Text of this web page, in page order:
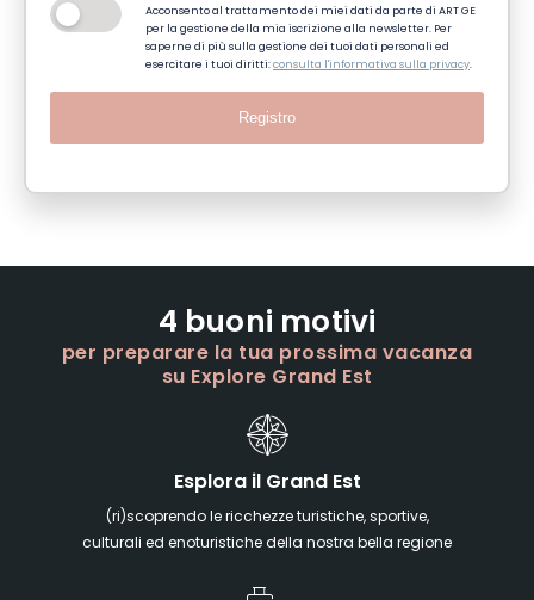
Acconsento al trattamento dei miei dati da parte di ART GE
per la gestione della mia iscrizione alla newsletter. Per
saperne di più sulla gestione dei tuoi dati personali ed
esercitare i tuoi diritti:consulta l'informativa sulla privacy.
Registro
4 buoni motivi
per preparare la tua prossima vacanza
su Explore Grand Est
Esplora il Grand Est
(ri)scoprendo le ricchezze turistiche, sportive,
culturali ed enoturistiche della nostra bella regione